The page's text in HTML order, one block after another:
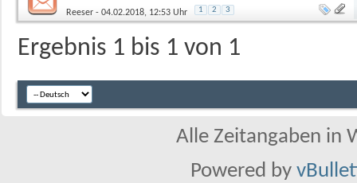
Reeser - 04.02.2018, 12:53 Uhr 1 2 3
Ergebnis 1 bis 1 von 1
Alle Zeitangaben in
Powered by